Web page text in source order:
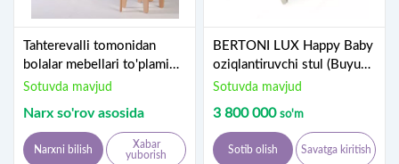
Tahterevalli tomonidan
bolalar mebellari to'plami
stol va stullar, (Turkiya)
Sotuvda mavjud
Narx so'rov asosida
Narxni bilish
Xabar
yuborish
BERTONI LUX Happy Baby
oziqlantiruvchi stul (Buyuk
Britaniya)
Sotuvda mavjud
3 800 000 so'm
Sotib olish Savatga kiritish